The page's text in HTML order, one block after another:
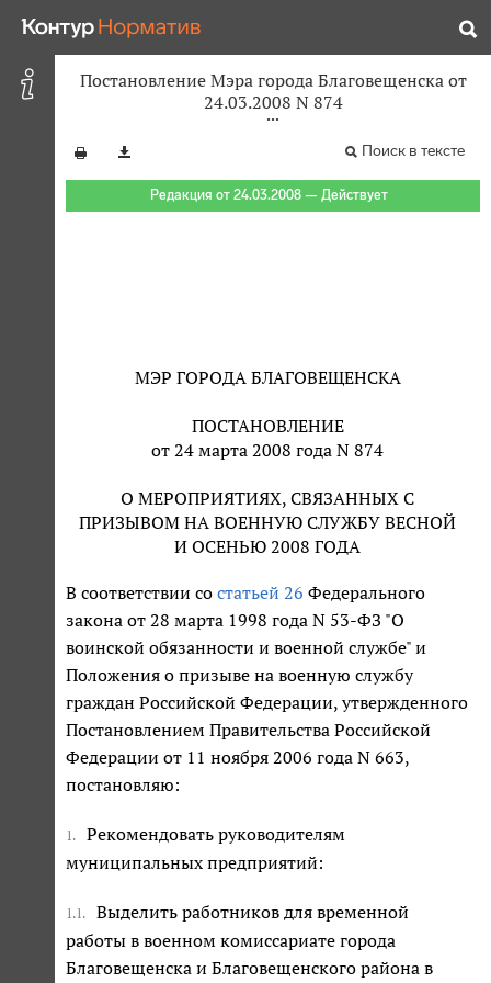
Постановление Мэра города Благовещенска от
24.03.2008 N 874
Поиск в тексте
Редакция от 24.03.2008 — Действует
МЭР ГОРОДА БЛАГОВЕЩЕНСКА
ПОСТАНОВЛЕНИЕ
от 24 марта 2008 года N 874
О МЕРОПРИЯТИЯХ, СВЯЗАННЫХ С
ПРИЗЫВОМ НА ВОЕННУЮ СЛУЖБУ ВЕСНОЙ
И ОСЕНЬЮ 2008 ГОДА
В соответствии со статьей 26 Федерального
закона от 28 марта 1998 года N 53-ФЗ "О
воинской обязанности и военной службе" и
Положения о призыве на военную службу
граждан Российской Федерации, утвержденного
Постановлением Правительства Российской
Федерации от 11 ноября 2006 года N 663,
постановляю:
1.
Рекомендовать руководителям
муниципальных предприятий:
1.1.
Выделить работников для временной
работы в военном комиссариате города
Благовещенска и Благовещенского района в